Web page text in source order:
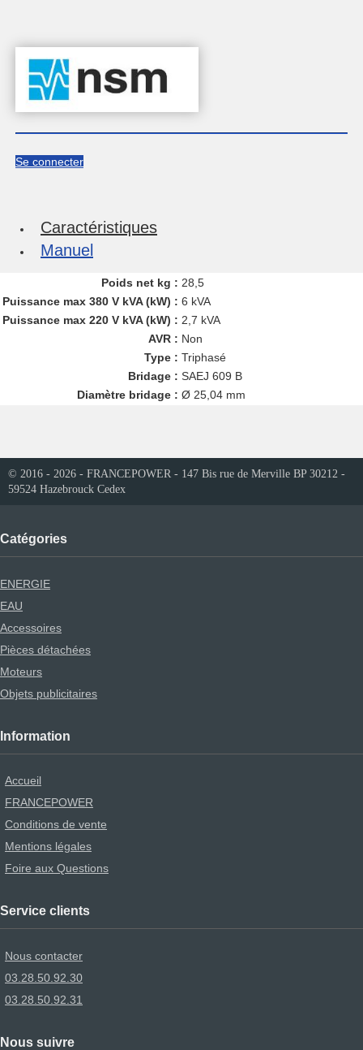
Se connecter
Caractéristiques
Manuel
Poids net kg : 28,5
Puissance max 380 V kVA (kW) : 6 kVA
Puissance max 220 V kVA (kW) : 2,7 kVA
AVR : Non
Type : Triphasé
Bridage : SAEJ 609 B
Diamètre bridage : Ø 25,04 mm
© 2016 - 2026 - FRANCEPOWER - 147 Bis rue de Merville BP 30212 -
59524 Hazebrouck Cedex
Catégories
ENERGIE
EAU
Accessoires
Pièces détachées
Moteurs
Objets publicitaires
Information
Accueil
FRANCEPOWER
Conditions de vente
Mentions légales
Foire aux Questions
Service clients
Nous contacter
03.28.50.92.30
03.28.50.92.31
Nous suivre